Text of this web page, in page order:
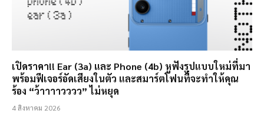
เปิดราคา!! Ear (3a) และ Phone (4b) หูฟังรูปแบบใหม่ที่มา
พร้อมฟีเจอร์อัดเสียงในตัว และสมาร์ตโฟนที่จะทำให้คุณ
ร้อง “ว้าาาาวววว” ไม่หยุด
4 สิงหาคม 2026